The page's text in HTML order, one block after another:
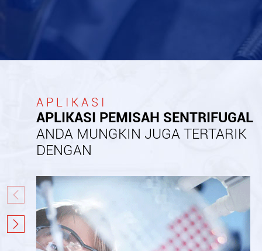
APLIKASI
APLIKASI PEMISAH SENTRIFUGAL
ANDA MUNGKIN JUGA TERTARIK
DENGAN

